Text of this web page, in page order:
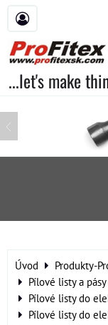
...let's make
Úvod
Produkty-
Pílové listy a
Pílové listy do
Pílové listy do